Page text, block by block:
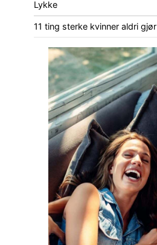
Lykke
11 ting sterke kvinner aldri gjør